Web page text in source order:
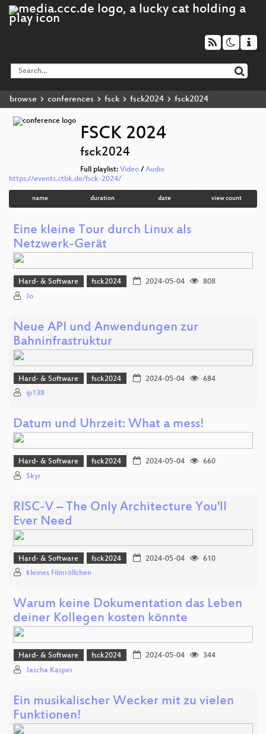
browse conferences fsck fsck2024 fsck2024
FSCK 2024
fsck2024
Full playlist: Video / Audio
https://events.ctbk.de/fsck-2024/
name duration date view count
Eine kleine Tour durch Linux als
Netzwerk-Gerät
Hard- & Software fsck2024 2024-05-04
808
Jo
Neue API und Anwendungen zur
Bahninfrastruktur
Hard- & Software fsck2024 2024-05-04
684
ip138
Datum und Uhrzeit: What a mess!
Hard- & Software fsck2024 2024-05-04
660
Skyr
RISC-V – The Only Architecture You'll
Ever Need
Hard- & Software fsck2024 2024-05-04
610
kleines Filmröllchen
Warum keine Dokumentation das Leben
deiner Kollegen kosten könnte
Hard- & Software fsck2024 2024-05-04
344
Jascha Kasper
Ein musikalischer Wecker mit zu vielen
Funktionen!